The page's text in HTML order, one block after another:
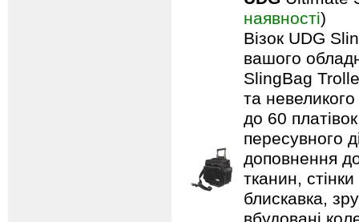
наявності)
Візок UDG
вашого
SlingBag
та
до 60
пересувного
доповнення
тканин,
блискавка,